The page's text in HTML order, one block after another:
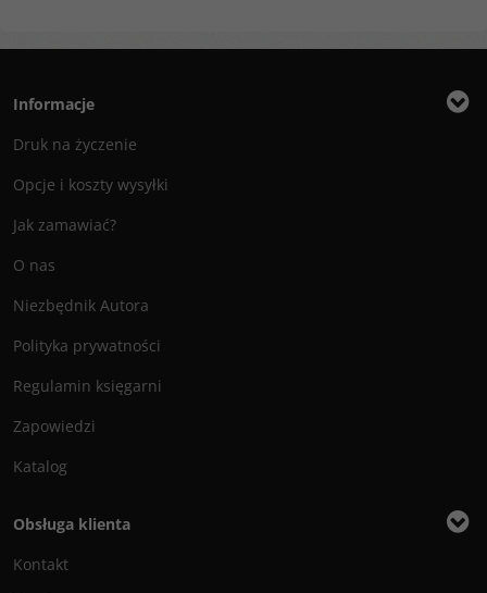
Informacje
Druk na życzenie
Opcje i koszty wysyłki
Jak zamawiać?
O nas
Niezbędnik Autora
Polityka prywatności
Regulamin księgarni
Zapowiedzi
Katalog
Obsługa klienta
Kontakt